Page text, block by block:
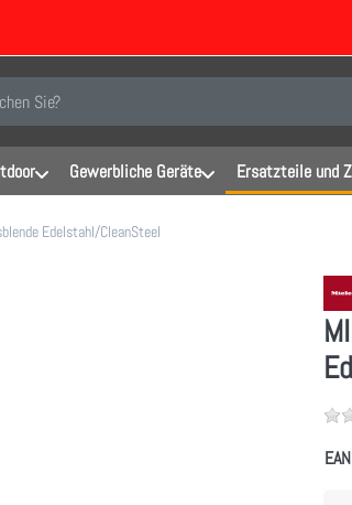
ein. Während Sie tippen, erscheinen
Gewerbliche Geräte Ersatzteile und
Edelstahl/CleanSteel